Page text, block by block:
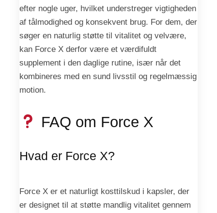
efter nogle uger, hvilket understreger vigtigheden
af tålmodighed og konsekvent brug. For dem, der
søger en naturlig støtte til vitalitet og velvære,
kan Force X derfor være et værdifuldt
supplement i den daglige rutine, især når det
kombineres med en sund livsstil og regelmæssig
motion.
FAQ om Force X
Hvad er Force X?
Force X er et naturligt kosttilskud i kapsler, der
er designet til at støtte mandlig vitalitet gennem